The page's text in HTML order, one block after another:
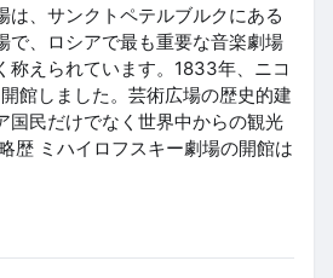
は、サンクトペテルブルクにある
で、ロシアで最も重要な音楽劇場
称えられています。1833年、ニコ
館しました。芸術広場の歴史的建
国民だけでなく世界中からの観光
歴 ミハイロフスキー劇場の開館は